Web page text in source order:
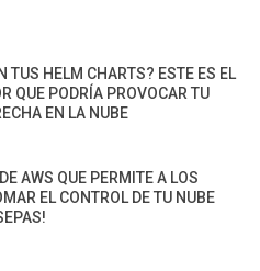
TUS HELM CHARTS? ESTE ES EL
QUE PODRÍA PROVOCAR TU
EN LA NUBE
AWS QUE PERMITE A LOS
EL CONTROL DE TU NUBE